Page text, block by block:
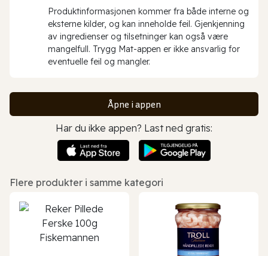
Produktinformasjonen kommer fra både interne og
eksterne kilder, og kan inneholde feil. Gjenkjenning
av ingredienser og tilsetninger kan også være
mangelfull. Trygg Mat-appen er ikke ansvarlig for
eventuelle feil og mangler.
Åpne i appen
Har du ikke appen? Last ned gratis:
Flere produkter i samme kategori